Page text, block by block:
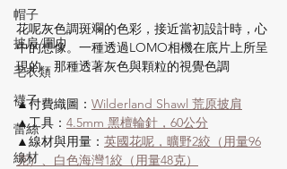
帽子
披肩/圍巾
毛衣類
襪子
蕾絲
線材
花呢灰色調斑斕的色彩，接近當初設計時，心
中的想像。一種透過LOMO相機在底片上所呈
現的，那種透著灰色與顆粒的視覺色調
▲付費織圖： Wilderland Shawl 荒原披肩
▲工具： 4.5mm 黑檀輪針，60公分
▲線材與用量： 英國花呢，曠野2絞（用量96
克）、白色海灣1絞（用量48克）